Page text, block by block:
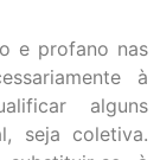
e profano nas
à
alguns
seja coletiva.